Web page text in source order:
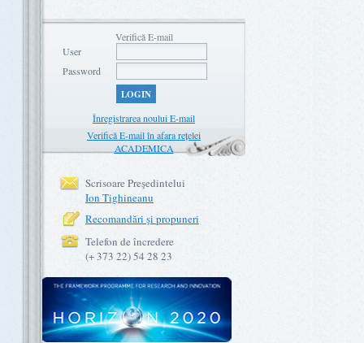
Verifică E-mail
User
Password
LOGIN
Înregistrarea noului E-mail
Verifică E-mail în afara rețelei
ACADEMICA
Scrisoare Preşedintelui
Ion Tighineanu
Recomandări şi propuneri
Telefon de încredere
(+ 373 22) 54 28 23